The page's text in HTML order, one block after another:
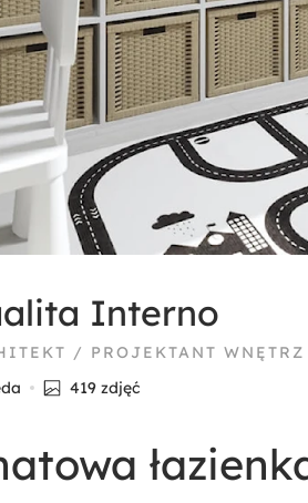
Interno
/ PROJEKTANT WNĘTRZ
419 zdjęć